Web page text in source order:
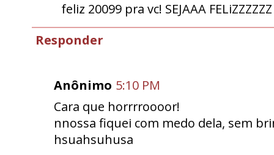
feliz 20099 pra vc! SEJAAA FELiZZZZZZ
Responder
Anônimo 5:10 PM
Cara que horrrroooor!
nnossa fiquei com medo dela, sem
hsuahsuhusa